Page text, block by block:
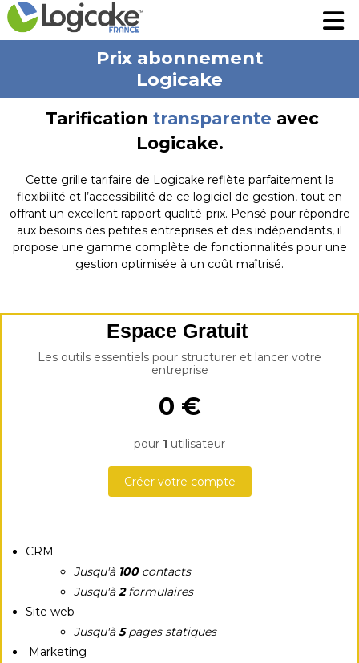
Fonctionnalités
Tarifs
A propos
Prenez rendez-vous pour une démo
Robin assistant AI
Se connecter
Prix abonnement
Logicake
Tarification transparente avec
Logicake.
Cette grille tarifaire de Logicake reflète parfaitement la
flexibilité et l’accessibilité de ce logiciel de gestion, tout en
offrant un excellent rapport qualité-prix. Pensé pour répondre
aux besoins des petites entreprises et des indépendants, il
propose une gamme complète de fonctionnalités pour une
gestion optimisée à un coût maîtrisé.
Espace Gratuit
Les outils essentiels pour structurer et lancer votre
entreprise
0 €
pour 1 utilisateur
Créer votre compte
CRM
Jusqu'à 100contacts
Jusqu'à2formulaires
Site web
Jusqu'à5pages statiques
Marketing
Fonctionnalités
Tarifs
A propos
Prenez rendez-vous pour une démo
Robin assistant AI
Se connecter